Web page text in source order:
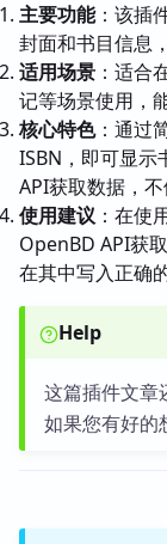
主要功能：该插
封面和书目信息
适用场景 ：适合
记等场景使用，
核心特色：通过
ISBN，即可显示
API获取数据，不
使用建议 ：在使
OpenBD API获
在其中写入正确
Help
这篇插件文章
如果您有好的